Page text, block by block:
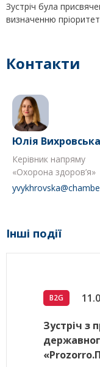
Зустріч була
визначенню
Контакти
Юлія Вихровська
Керівник напряму
«Охорона здоров’я»
Інші події
B2G
Зустріч з